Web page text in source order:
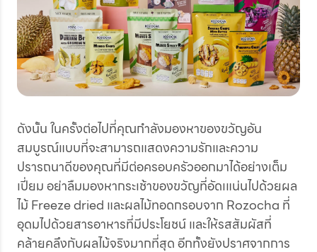
ดังนั้น ในครั้งต่อไปที่คุณกำลังมองหาของขวัญอัน
สมบูรณ์แบบที่จะสามารถแสดงความรักและความ
ปรารถนาดีของคุณที่มีต่อครอบครัวออกมาได้อย่างเต็ม
เปี่ยม อย่าลืมมองหากระเช้าของขวัญที่อัดเแน่นไปด้วยผล
ไม้ Freeze dried และผลไม้ทอดกรอบจาก Rozocha ที่
อุดมไปด้วยสารอาหารที่มีประโยชน์ และให้รสสัมผัสที่
คล้ายคลึงกับผลไม้จริงมากที่สุด อีกทั้งยังปราศจากการ